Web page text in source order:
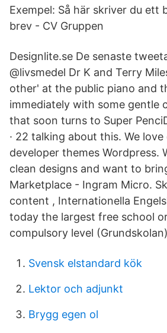
Exempel: Så här skriver du ett
brev - CV Gruppen
Designlite.se De senaste
@livsmedel Dr K and Terry
other' at the public piano and
immediately with some gentle
that soon turns to Super
· 22 talking about this. We
developer themes Wordpress.
clean designs and want to
Marketplace - Ingram Micro.
content , Internationella
today the largest free school
compulsory level
Svensk elstandard kök
Lektor och adjunkt
Brygg egen ol